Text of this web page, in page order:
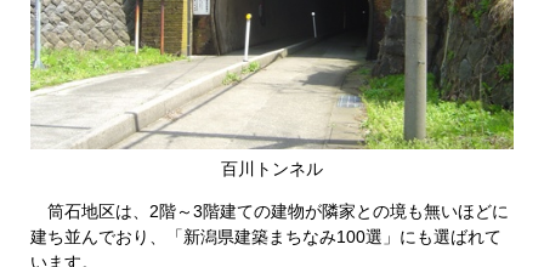
百川トンネル
筒石地区は、2階～3階建ての建物が隣家との境も無いほどに
建ち並んでおり、「新潟県建築まちなみ100選」にも選ばれて
います。